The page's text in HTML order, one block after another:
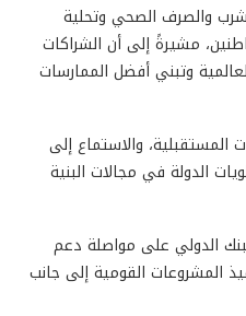
والصرف الصحي وتحلية
مشيرةً إلى أن الشراكات
وتبني أفضل الممارسات
والاستماع إلى
الدولة في مجالات البنية
الدولي على مواصلة دعم
المشروعات القومية إلى جانب